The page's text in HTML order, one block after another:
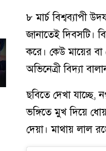
৮ মার্চ বিশ্বব্যাপী
জানাতেই দিবসটি।
করে। কেউ মায়ের
অভিনেত্রী বিদ্যা
ছবিতে দেখা
ভঙ্গিতে মুখ দিয়ে
দেয়া। মাথায় লাল